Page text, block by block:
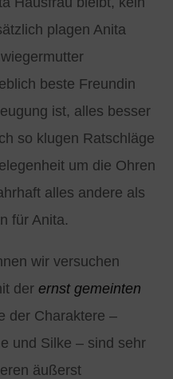
plagen Anita
beste Freundin
ist, alles besser
so klugen Ratschläge
um die Ohren
alles andere als
für Anita.
wir versuchen
der ernst gemeinten
der Charaktere –
und Silke – sind sehr
äußerst